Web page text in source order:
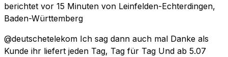
berichtet vor 15 Minuten von Leinfelden-Echterdingen,
Baden-Württemberg
@deutschetelekom Ich sag dann auch mal Danke als
Kunde ihr liefert jeden Tag, Tag für Tag Und ab 5.07